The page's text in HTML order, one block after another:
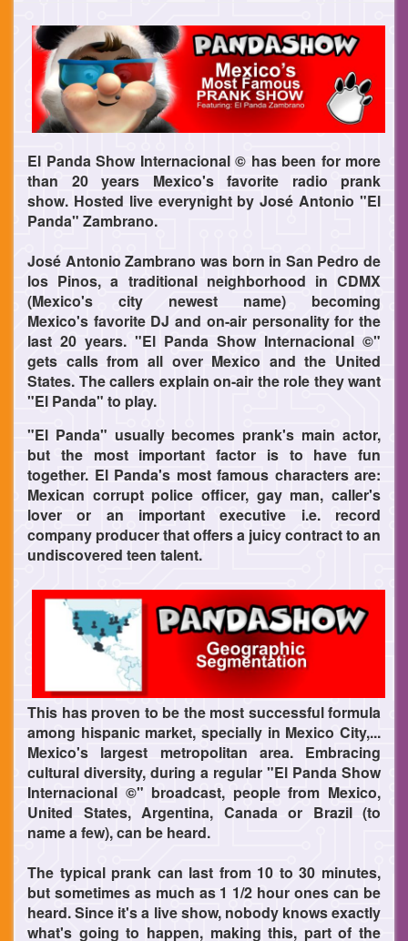
El Panda Show Internacional © has been for more
than 20 years Mexico's favorite radio prank
show. Hosted live everynight by José Antonio "El
Panda" Zambrano.
José Antonio Zambrano was born in San Pedro de
los Pinos, a traditional neighborhood in CDMX
(Mexico's city newest name) becoming
Mexico's favorite DJ and on-air personality for the
last 20 years. "El Panda Show Internacional ©"
gets calls from all over Mexico and the United
States. The callers explain on-air the role they want
"El Panda" to play.
"El Panda" usually becomes prank's main actor,
but the most important factor is to have fun
together. El Panda's most famous characters are:
Mexican corrupt police officer, gay man, caller's
lover or an important executive i.e. record
company producer that offers a juicy contract to an
undiscovered teen talent.
This has proven to be the most successful formula
among hispanic market, specially in Mexico City,...
Mexico's largest metropolitan area. Embracing
cultural diversity, during a regular "El Panda Show
Internacional ©" broadcast, people from Mexico,
United States, Argentina, Canada or Brazil (to
name a few), can be heard.
The typical prank can last from 10 to 30 minutes,
but sometimes as much as 1 1/2 hour ones can be
heard. Since it's a live show, nobody knows exactly
what's going to happen, making this, part of the